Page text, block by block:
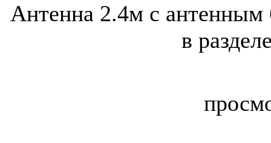
Антенна 2.4м с
в